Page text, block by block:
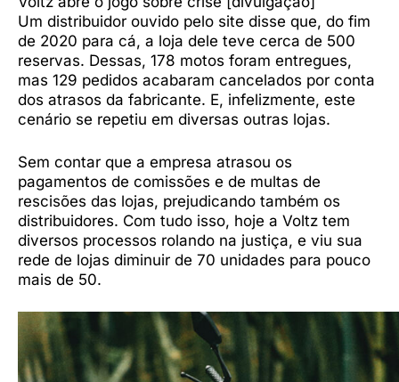
Um distribuidor ouvido pelo site disse que, do fim
de 2020 para cá, a loja dele teve cerca de 500
reservas. Dessas, 178 motos foram entregues,
mas 129 pedidos acabaram cancelados por conta
dos atrasos da fabricante. E, infelizmente, este
cenário se repetiu em diversas outras lojas.
Sem contar que a empresa atrasou os
pagamentos de comissões e de multas de
rescisões das lojas, prejudicando também os
distribuidores. Com tudo isso, hoje a Voltz tem
diversos processos rolando na justiça, e viu sua
rede de lojas diminuir de 70 unidades para pouco
mais de 50.